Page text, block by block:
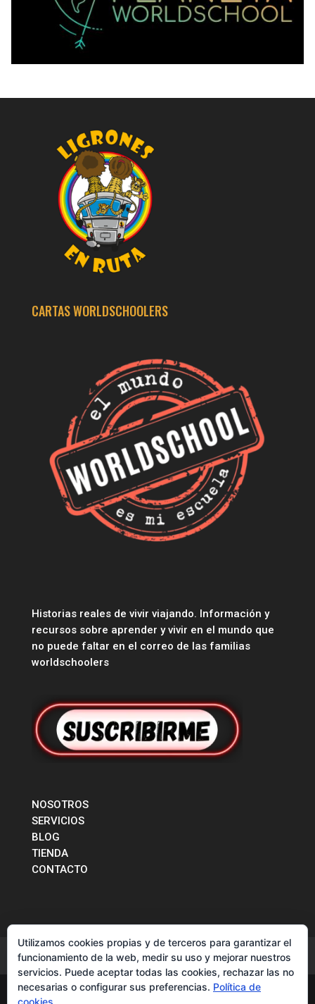
CARTAS WORLDSCHOOLERS
Historias reales de vivir viajando. Información y
recursos sobre aprender y vivir en el mundo que
no puede faltar en el correo de las familias
worldschoolers
NOSOTROS
SERVICIOS
BLOG
TIENDA
CONTACTO
CONTACTO
Utilizamos cookies propias y de terceros para garantizar el
funcionamiento de la web, medir su uso y mejorar nuestros
servicios. Puede aceptar todas las cookies, rechazar las no
necesarias o configurar sus preferencias. Política de
cookies